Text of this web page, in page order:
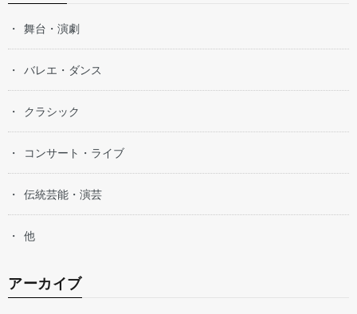
舞台・演劇
バレエ・ダンス
クラシック
コンサート・ライブ
伝統芸能・演芸
他
アーカイブ